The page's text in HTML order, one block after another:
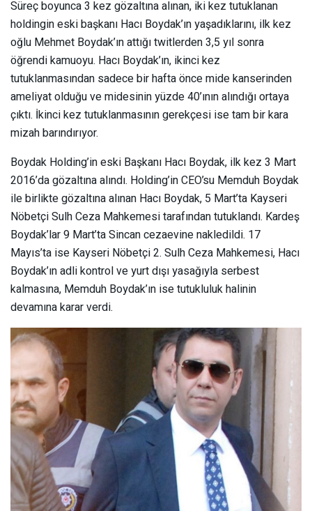
Süreç boyunca 3 kez gözaltına alınan, iki kez tutuklanan
holdingin eski başkanı Hacı Boydak’ın yaşadıklarını, ilk kez
oğlu Mehmet Boydak’ın attığı twitlerden 3,5 yıl sonra
öğrendi kamuoyu. Hacı Boydak’ın, ikinci kez
tutuklanmasından sadece bir hafta önce mide kanserinden
ameliyat olduğu ve midesinin yüzde 40’ının alındığı ortaya
çıktı. İkinci kez tutuklanmasının gerekçesi ise tam bir kara
mizah barındırıyor.
Boydak Holding’in eski Başkanı Hacı Boydak, ilk kez 3 Mart
2016’da gözaltına alındı. Holding’in CEO’su Memduh Boydak
ile birlikte gözaltına alınan Hacı Boydak, 5 Mart’ta Kayseri
Nöbetçi Sulh Ceza Mahkemesi tarafından tutuklandı. Kardeş
Boydak’lar 9 Mart’ta Sincan cezaevine nakledildi. 17
Mayıs’ta ise Kayseri Nöbetçi 2. Sulh Ceza Mahkemesi, Hacı
Boydak’ın adli kontrol ve yurt dışı yasağıyla serbest
kalmasına, Memduh Boydak’ın ise tutukluluk halinin
devamına karar verdi.